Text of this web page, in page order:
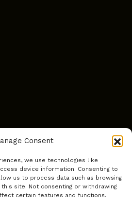
Consent
we use technologies like
device information. Consenting to
us to process data such as browsing
site. Not consenting or withdrawing
certain features and functions.